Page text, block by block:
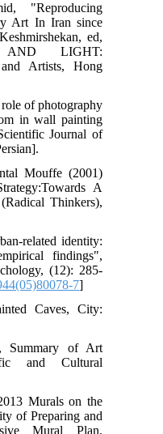
Hamid, "Reproducing
Art In Iran since
Keshmirshekan, ed,
AND LIGHT:
Art and Artists, Hong
The role of photography
in wall painting
the Scientific Journal of
[in Persian].
& Chantal Mouffe (2001)
Strategy:Towards A
(Radical Thinkers),
"Urban-related identity:
and empirical findings",
psychology, (12): 285-
4944(05)80078-7
Painted Caves, City:
2006, Summary of Art
Scientific and Cultural
2013 Murals on the
Necessity of Preparing and
Mural Plan.